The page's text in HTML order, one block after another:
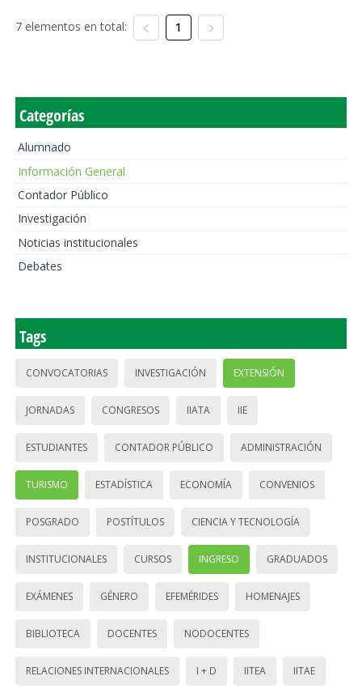
7 elementos en total: 1
Categorías
Alumnado
Información General
Contador Público
Investigación
Noticias institucionales
Debates
Tags
CONVOCATORIAS INVESTIGACIÓN EXTENSIÓN
JORNADAS CONGRESOS IIATA IIE
ESTUDIANTES CONTADOR PÚBLICO ADMINISTRACIÓN
TURISMO ESTADÍSTICA ECONOMÍA CONVENIOS
POSGRADO POSTÍTULOS CIENCIA Y TECNOLOGÍA
INSTITUCIONALES CURSOS INGRESO GRADUADOS
EXÁMENES GÉNERO EFEMÉRIDES HOMENAJES
BIBLIOTECA DOCENTES NODOCENTES
RELACIONES INTERNACIONALES I + D IITEA IITAE